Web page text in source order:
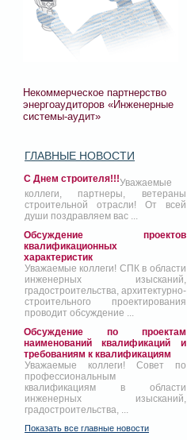
Некоммерческое партнерство
энергоаудиторов «Инженерные
системы-аудит»
ГЛАВНЫЕ НОВОСТИ
С Днем строителя!!!Уважаемые
коллеги, партнеры, ветераны
строительной отрасли! От всей
души поздравляем вас ...
Обсуждение проектов
квалификационных
характеристик
Уважаемые коллеги! СПК в области
инженерных изысканий,
градостроительства, архитектурно-
строительного проектирования
проводит обсуждение ...
Обсуждение по проектам
наименований квалификаций и
требованиям к квалификациям
Уважаемые коллеги! Совет по
профессиональным
квалификациям в области
инженерных изысканий,
градостроительства, ...
Показать все главные новости